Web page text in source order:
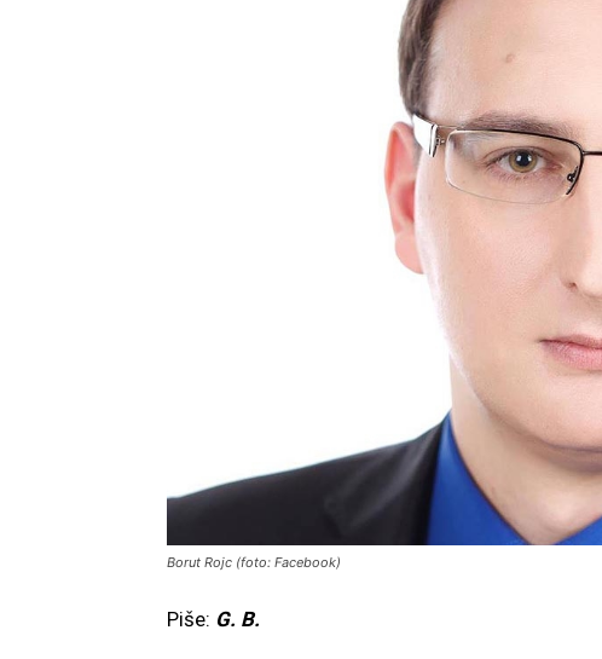
Borut Rojc (foto: Facebook)
Piše: G. B.